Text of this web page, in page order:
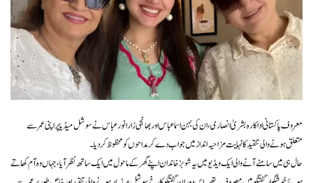
معروف پاکستانی اداکارہ بشریٰ انصاری، ان کی بہن اسما عباس اور بھانجی زارا نور عباس نے سوشل میڈیا پر اپنی عمر سے
متعلق ہونے والی تنقید کا نہایت مزاحیہ انداز میں جواب دے کر مداحوں کو محظوظ کر دیا۔
حال ہی میں سامنے آنے والی ایک ویڈیو میں یہ شوبز خاندان اپنے گھر کے ماحول میں ایک ساتھ نظر آیا، جہاں وہ آم کھاتے